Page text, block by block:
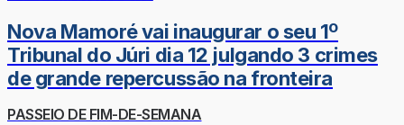
Nova Mamoré vai inaugurar o seu 1º
Tribunal do Júri dia 12 julgando 3 crimes
de grande repercussão na fronteira
PASSEIO DE FIM-DE-SEMANA